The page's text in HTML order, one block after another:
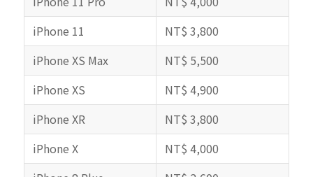
iPhone 11
NT$ 3,800
iPhone XS Max
NT$ 5,500
iPhone XS
NT$ 4,900
iPhone XR
NT$ 3,800
iPhone X
NT$ 4,000